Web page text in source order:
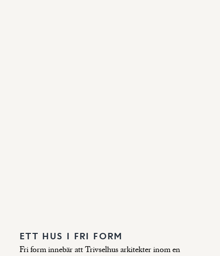
ETT HUS I FRI FORM
Fri form innebär att Trivselhus arkitekter inom en